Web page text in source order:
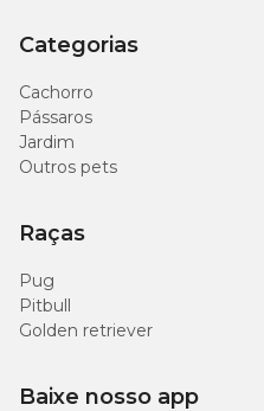
Categorias
Cachorro
Pássaros
Jardim
Outros pets
Raças
Pug
Pitbull
Golden retriever
Baixe nosso app